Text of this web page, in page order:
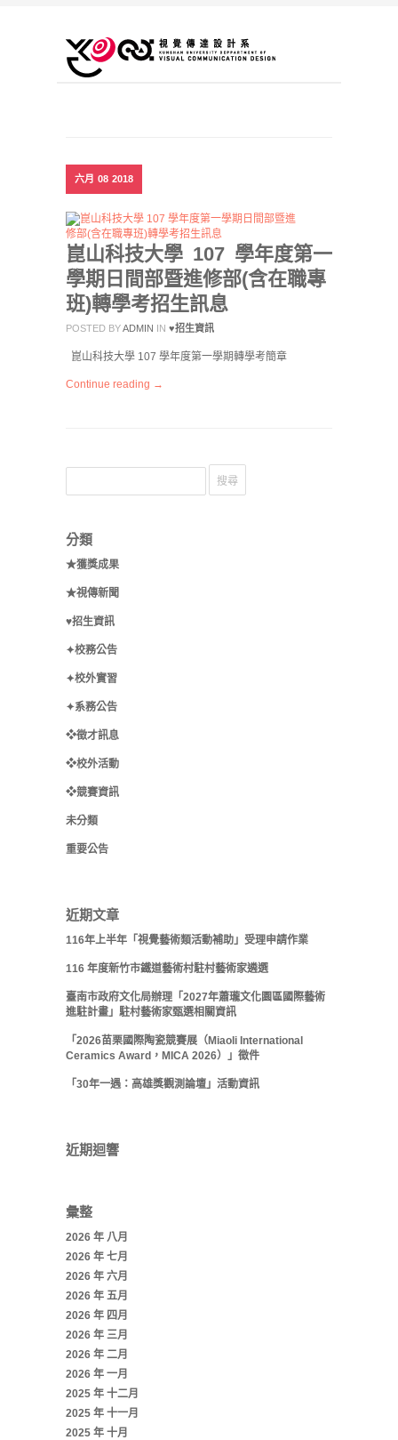
六月 08 2018
崑山科技大學 107 學年度第一
學期日間部暨進修部(含在職專
班)轉學考招生訊息
POSTED BYADMIN IN ♥招生資訊
崑山科技大學 107 學年度第一學期轉學考簡章
Continue reading →
分類
★獲獎成果
★視傳新聞
♥招生資訊
✦校務公告
✦校外實習
✦系務公告
❖徵才訊息
❖校外活動
❖競賽資訊
未分類
重要公告
近期文章
116年上半年「視覺藝術類活動補助」受理申請作業
116 年度新竹市鐵道藝術村駐村藝術家遴選
臺南市政府文化局辦理「2027年蕭瓏文化園區國際藝術
進駐計畫」駐村藝術家甄選相關資訊
「2026苗栗國際陶瓷競賽展（Miaoli International
Ceramics Award，MICA 2026）」徵件
「30年一遇：高雄獎觀測論壇」活動資訊
近期迴響
彙整
2026 年 八月
2026 年 七月
2026 年 六月
2026 年 五月
2026 年 四月
2026 年 三月
2026 年 二月
2026 年 一月
2025 年 十二月
2025 年 十一月
2025 年 十月